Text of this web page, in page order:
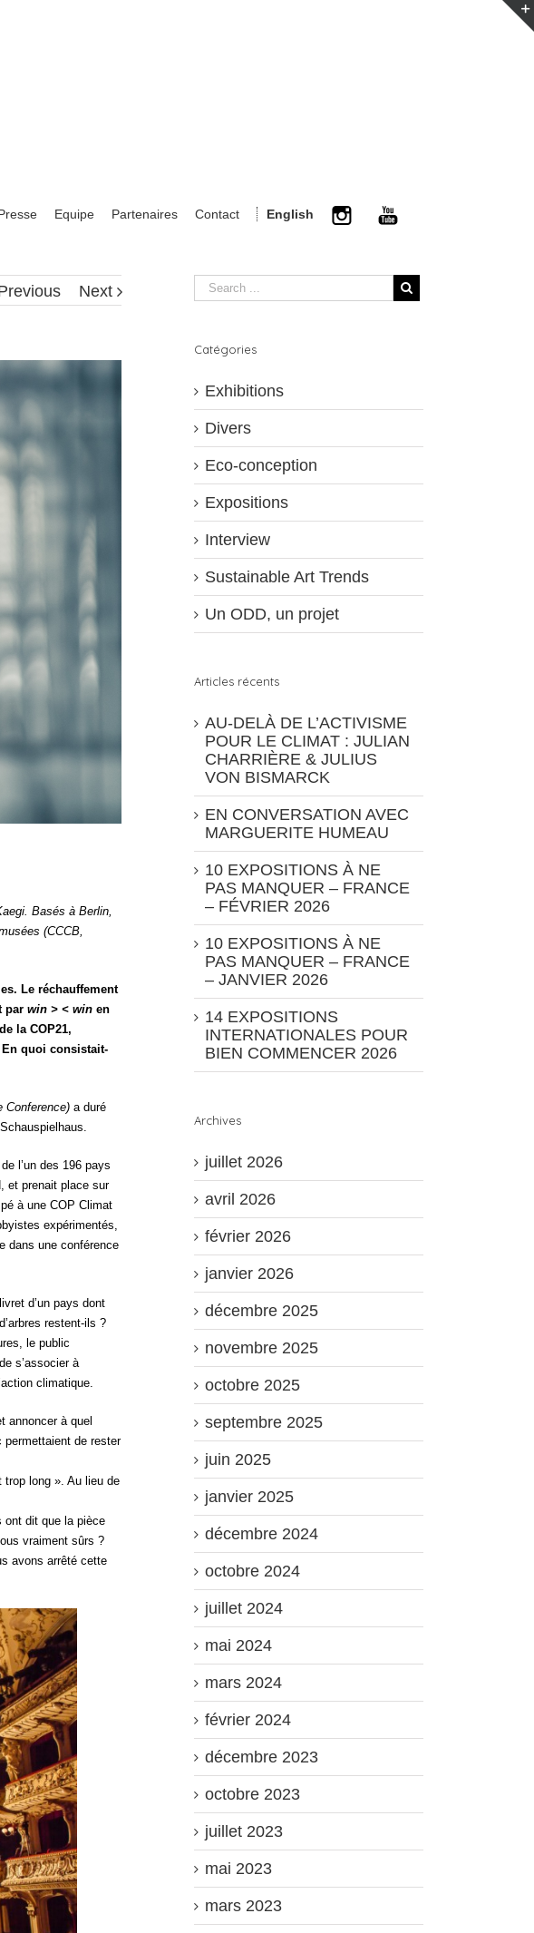
Equipe Partenaires Contact English
Next
Basés à Berlin,
(CCCB,
Le réchauffement
par win > < win en
la COP21,
quoi consistait-
Conference) a duré
l’un des 196 pays
et prenait place sur
à une COP Climat
expérimentés,
dans une conférence
d’un pays dont
restent-ils ?
le public
s’associer à
climatique.
annoncer à quel
de rester
trop long ». Au lieu de
ont dit que la pièce
vraiment sûrs ?
avons arrêté cette
Catégories
Exhibitions
Divers
Eco-conception
Expositions
Interview
Sustainable Art Trends
Un ODD, un projet
Articles récents
AU-DELÀ DE L’ACTIVISME
POUR LE CLIMAT : JULIAN
CHARRIÈRE & JULIUS
VON BISMARCK
EN CONVERSATION AVEC
MARGUERITE HUMEAU
10 EXPOSITIONS À NE
PAS MANQUER – FRANCE
– FÉVRIER 2026
10 EXPOSITIONS À NE
PAS MANQUER – FRANCE
– JANVIER 2026
14 EXPOSITIONS
INTERNATIONALES POUR
BIEN COMMENCER 2026
Archives
juillet 2026
avril 2026
février 2026
janvier 2026
décembre 2025
novembre 2025
octobre 2025
septembre 2025
juin 2025
janvier 2025
décembre 2024
octobre 2024
juillet 2024
mai 2024
mars 2024
février 2024
décembre 2023
octobre 2023
juillet 2023
mai 2023
mars 2023